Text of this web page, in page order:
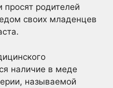
просят родителей
своих младенцев
наличие в меде
называемой